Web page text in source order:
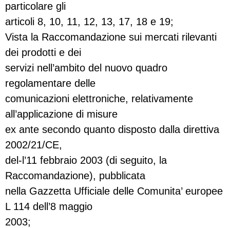
particolare gli
articoli 8, 10, 11, 12, 13, 17, 18 e 19;
Vista la Raccomandazione sui mercati rilevanti
dei prodotti e dei
servizi nell’ambito del nuovo quadro
regolamentare delle
comunicazioni elettroniche, relativamente
all’applicazione di misure
ex ante secondo quanto disposto dalla direttiva
2002/21/CE,
del-l’11 febbraio 2003 (di seguito, la
Raccomandazione), pubblicata
nella Gazzetta Ufficiale delle Comunita’ europee
L 114 dell’8 maggio
2003;